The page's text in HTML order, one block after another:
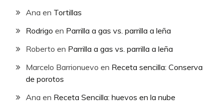
Ana en Tortillas
Rodrigo en Parrilla a gas vs. parrilla a leña
Roberto en Parrilla a gas vs. parrilla a leña
Marcelo Barrionuevo en Receta sencilla: Conserva
de porotos
Ana en Receta Sencilla: huevos en la nube